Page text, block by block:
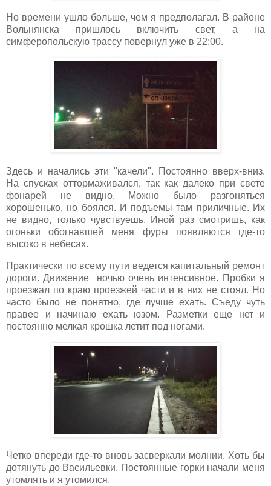
Но времени ушло больше, чем я предполагал. В районе
Вольнянска пришлось включить свет, а на
симферопольскую трассу повернул уже в 22:00.
Здесь и начались эти "качели". Постоянно вверх-вниз.
На спусках оттормаживался, так как далеко при свете
фонарей не видно. Можно было разгоняться
хорошенько, но боялся. И подъемы там приличные. Их
не видно, только чувствуешь. Иной раз смотришь, как
огоньки обогнавшей меня фуры появляются где-то
высоко в небесах.
Практически по всему пути ведется капитальный ремонт
дороги. Движение ночью очень интенсивное. Пробки я
проезжал по краю проезжей части и в них не стоял. Но
часто было не понятно, где лучше ехать. Съеду чуть
правее и начинаю ехать юзом. Разметки еще нет и
постоянно мелкая крошка летит под ногами.
Четко впереди где-то вновь засверкали молнии. Хоть бы
дотянуть до Васильевки. Постоянные горки начали меня
утомлять и я утомился.